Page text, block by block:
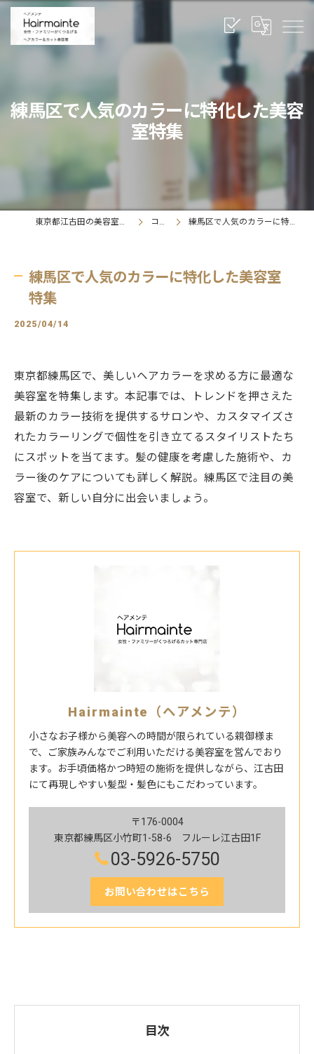
練馬区で人気のカラーに特化した美容
室特集
東京都江古田の美容室ならヘアメンテ コラム 練馬区で人気のカラーに特化した美容室特集
練馬区で人気のカラーに特化した美容室
特集
2025/04/14
東京都練馬区で、美しいヘアカラーを求める方に最適な
美容室を特集します。本記事では、トレンドを押さえた
最新のカラー技術を提供するサロンや、カスタマイズさ
れたカラーリングで個性を引き立てるスタイリストたち
にスポットを当てます。髪の健康を考慮した施術や、カ
ラー後のケアについても詳しく解説。練馬区で注目の美
容室で、新しい自分に出会いましょう。
Hairmainte（ヘアメンテ）
小さなお子様から美容への時間が限られている親御様ま
で、ご家族みんなでご利用いただける美容室を営んでおり
ます。お手頃価格かつ時短の施術を提供しながら、江古田
にて再現しやすい髪型・髪色にもこだわっています。
〒176-0004
東京都練馬区小竹町1-58-6 フルーレ江古田1F
03-5926-5750
お問い合わせはこちら
目次